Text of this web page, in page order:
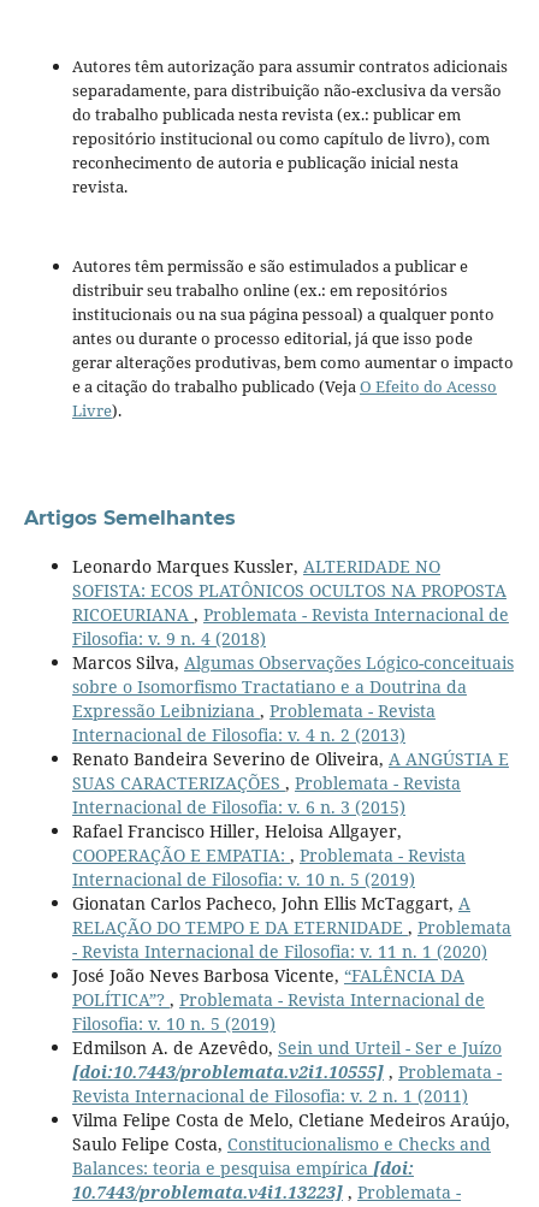
Autores têm autorização para assumir contratos adicionais
separadamente, para distribuição não-exclusiva da versão
do trabalho publicada nesta revista (ex.: publicar em
repositório institucional ou como capítulo de livro), com
reconhecimento de autoria e publicação inicial nesta
revista.
Autores têm permissão e são estimulados a publicar e
distribuir seu trabalho online (ex.: em repositórios
institucionais ou na sua página pessoal) a qualquer ponto
antes ou durante o processo editorial, já que isso pode
gerar alterações produtivas, bem como aumentar o impacto
e a citação do trabalho publicado (VejaO Efeito do Acesso
Livre).
Artigos Semelhantes
Leonardo Marques Kussler, ALTERIDADE NO
SOFISTA: ECOS PLATÔNICOS OCULTOS NA PROPOSTA
RICOEURIANA , Problemata - Revista Internacional de
Filosofia: v. 9 n. 4 (2018)
Marcos Silva, Algumas Observações Lógico-conceituais
sobre o Isomorfismo Tractatiano e a Doutrina da
Expressão Leibniziana , Problemata - Revista
Internacional de Filosofia: v. 4 n. 2 (2013)
Renato Bandeira Severino de Oliveira, A ANGÚSTIA E
SUAS CARACTERIZAÇÕES , Problemata - Revista
Internacional de Filosofia: v. 6 n. 3 (2015)
Rafael Francisco Hiller, Heloisa Allgayer,
COOPERAÇÃO E EMPATIA: , Problemata - Revista
Internacional de Filosofia: v. 10 n. 5 (2019)
Gionatan Carlos Pacheco, John Ellis McTaggart, A
RELAÇÃO DO TEMPO E DA ETERNIDADE , Problemata
- Revista Internacional de Filosofia: v. 11 n. 1 (2020)
José João Neves Barbosa Vicente, “FALÊNCIA DA
POLÍTICA”? , Problemata - Revista Internacional de
Filosofia: v. 10 n. 5 (2019)
Edmilson A. de Azevêdo, Sein und Urteil - Ser e Juízo
[doi:10.7443/problemata.v2i1.10555], Problemata -
Revista Internacional de Filosofia: v. 2 n. 1 (2011)
Vilma Felipe Costa de Melo, Cletiane Medeiros Araújo,
Saulo Felipe Costa, Constitucionalismo e Checks and
Balances: teoria e pesquisa empírica [doi:
10.7443/problemata.v4i1.13223], Problemata -